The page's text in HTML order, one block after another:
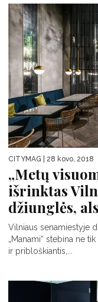
CITYMAG | 28 kovo, 2018
„Metų
išrinktas
džiunglės,
Vilniaus senamiestyje
„Manami“ stebina ne
ir pribloškiantis,...